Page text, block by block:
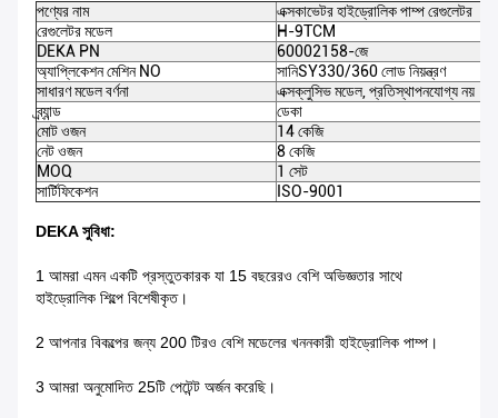
পণ্যের নাম
এক্সকাভেটর হাইড্রোলিক পাম্প রেগুলেটর
রেগুলেটর মডেল
H-9TCM
DEKA PN
60002158-জে
অ্যাপ্লিকেশন মেশিন NO
সানিSY330/360 লোড নিয়ন্ত্রণ
সাধারণ মডেল বর্ণনা
এক্সক্লুসিভ মডেল, প্রতিস্থাপনযোগ্য নয়
ব্র্যান্ড
ডেকা
মোট ওজন
14 কেজি
নেট ওজন
8 কেজি
MOQ
1 সেট
সার্টিফিকেশন
ISO-9001
DEKA সুবিধা:
1 আমরা এমন একটি প্রস্তুতকারক যা 15 বছরেরও বেশি অভিজ্ঞতার সাথে
হাইড্রোলিক শিল্পে বিশেষীকৃত।
2 আপনার বিকল্পের জন্য 200 টিরও বেশি মডেলের খননকারী হাইড্রোলিক পাম্প।
3 আমরা অনুমোদিত 25টি পেটেন্ট অর্জন করেছি।